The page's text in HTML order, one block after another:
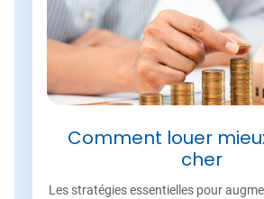
Comment louer
cher
Les stratégies essentielles pour